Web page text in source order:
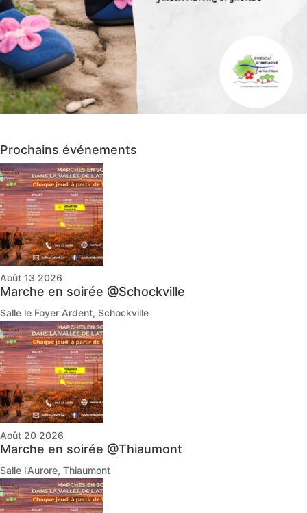
Prochains événements
Août 13 2026
Marche en soirée @Schockville
Salle le Foyer Ardent, Schockville
Août 20 2026
Marche en soirée @Thiaumont
Salle l'Aurore, Thiaumont